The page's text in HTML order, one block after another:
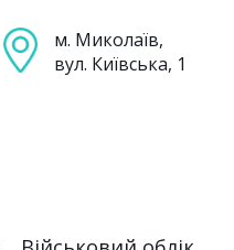
м. Миколаїв,
вул. Київська, 1